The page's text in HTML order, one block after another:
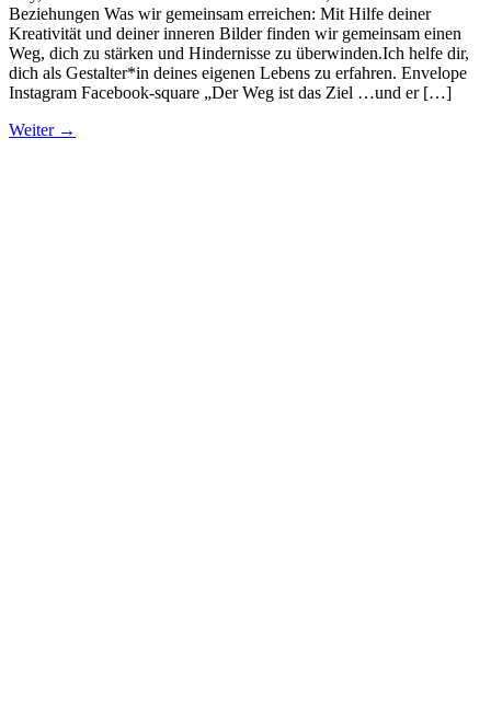
Beziehungen Was wir gemeinsam erreichen: Mit Hilfe deiner
Kreativität und deiner inneren Bilder finden wir gemeinsam einen
Weg, dich zu stärken und Hindernisse zu überwinden.Ich helfe dir,
dich als Gestalter*in deines eigenen Lebens zu erfahren. Envelope
Instagram Facebook-square „Der Weg ist das Ziel …und er […]
Weiter →